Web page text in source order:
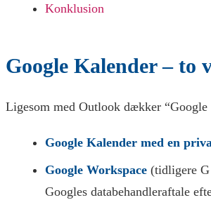
Konklusion
Google Kalender – to
Ligesom med Outlook dækker
Google Kalender med en
Google Workspace (tidligere
Googles databehandleraftale